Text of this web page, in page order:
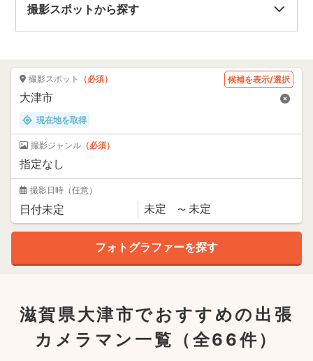
撮影スポットから探す
撮影スポット （必須） 候補を表示/選択
現在地を取得
撮影ジャンル （必須）
撮影日時 （任意）
滋賀県大津市でおすすめの出張
カメラマン一覧
（全66件）